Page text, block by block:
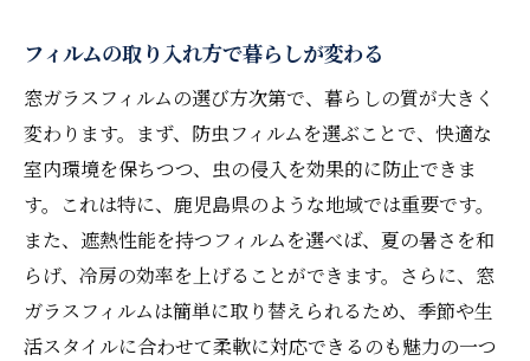
フィルムの取り入れ方で暮らしが変わる
窓ガラスフィルムの選び方次第で、暮らしの質が大きく
変わります。まず、防虫フィルムを選ぶことで、快適な
室内環境を保ちつつ、虫の侵入を効果的に防止できま
す。これは特に、鹿児島県のような地域では重要です。
また、遮熱性能を持つフィルムを選べば、夏の暑さを和
らげ、冷房の効率を上げることができます。さらに、窓
ガラスフィルムは簡単に取り替えられるため、季節や生
活スタイルに合わせて柔軟に対応できるのも魅力の一つ